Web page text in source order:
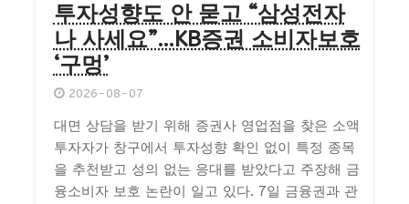
투자성향도 안 묻고 “삼성전자
나 사세요”…KB증권 소비자보호
‘구멍’
2026-08-07
대면 상담을 받기 위해 증권사 영업점을 찾은 소액
투자자가 창구에서 투자성향 확인 없이 특정 종목
을 추천받고 성의 없는 응대를 받았다고 주장해 금
융소비자 보호 논란이 일고 있다. 7일 금융권과 관